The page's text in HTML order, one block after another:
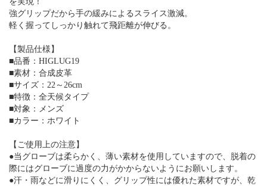
強グリップだから手の緩みによるスライス激減。
軽く握ってしっかり触れて飛距離が伸びる。
【製品仕様】
■品番：HIGLUG19
■素材：合成皮革
■サイズ：22～26cm
■特徴：全天候タイプ
■対象：メンズ
■カラー：ホワイト
【ご使用上の注意】
●当グローブは柔らかく、薄い素材を使用していますので、脱着の
際にはグローブに過度の力がかからないようにお願いします。
●汗・雨などに滑りにくく、グリップ性には優れた素材ですが、乾